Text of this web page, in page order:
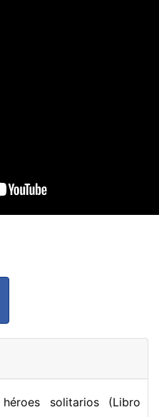
solitarios (Libro